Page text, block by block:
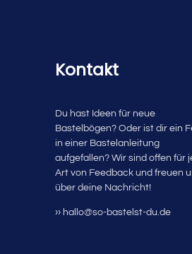
Kontakt
Du hast Ideen für neue
Bastelbögen? Oder ist dir ein
in einer Bastelanleitung
aufgefallen? Wir sind offen für
Art von Feedback und freuen
über deine Nachricht!
›› hallo@so-bastelst-du.de